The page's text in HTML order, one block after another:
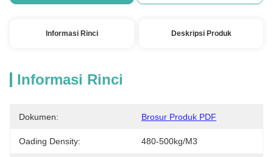
Informasi Rinci Deskripsi Produk
Informasi Rinci
Dokumen: Brosur Produk PDF
Oading Density: 480-500kg/m3